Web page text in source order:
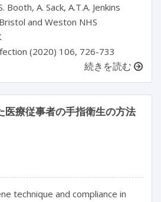
Booth, A. Sack, A.T.A. Jenkins
and Weston NHS
(2020) 106, 726-733
続きを読む
医療従事者の手指衛生の方法
technique and compliance in